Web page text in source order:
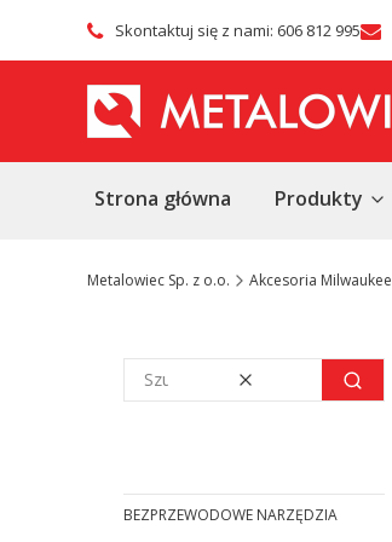
Skontaktuj się z nami: 606 812 995
Strona główna Produkty
Metalowiec Sp. z o.o. Akcesoria Milwaukee
Wyczyść Szukaj
BEZPRZEWODOWE NARZĘDZIA